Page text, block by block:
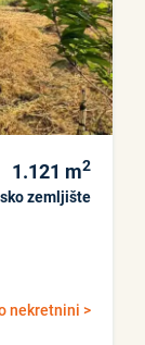
1.121 m2
zemljište
nekretnini >